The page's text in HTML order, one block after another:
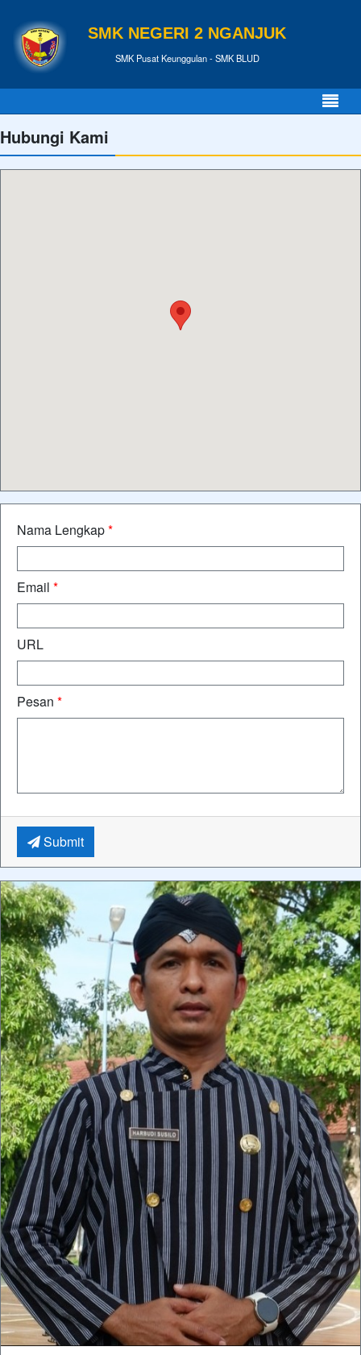
SMK NEGERI 2 NGANJUK
SMK Pusat Keunggulan - SMK BLUD
Hubungi Kami
Nama Lengkap*
Email *
URL
Pesan *
Submit